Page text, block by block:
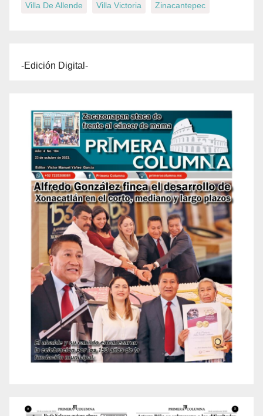
Villa De Allende Villa Victoria Zinacantepec
-Edición Digital-